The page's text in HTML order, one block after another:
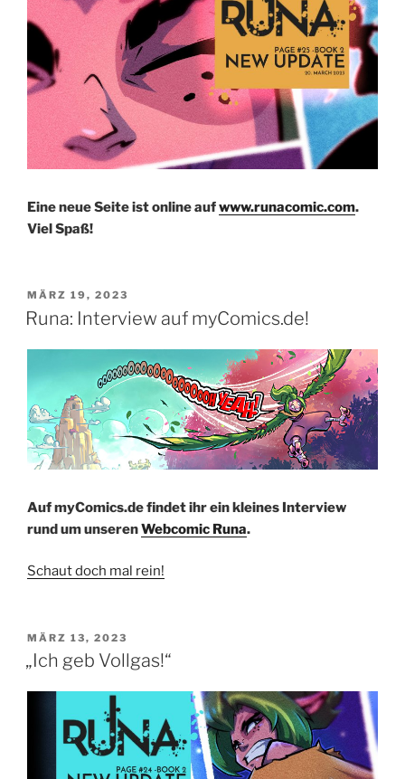
Eine neue Seite ist online aufwww.runacomic.com.
Viel Spaß!
VERÖFFENTLICHT
AM
MÄRZ 19, 2023
Runa: Interview auf myComics.de!
Auf myComics.de findet ihr ein kleines Interview
rund um unserenWebcomic Runa.
Schaut doch mal rein!
VERÖFFENTLICHT
AM
MÄRZ 13, 2023
„Ich geb Vollgas!“